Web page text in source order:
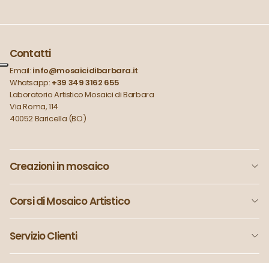
Contatti
Email: info@mosaicidibarbara.it
Whatsapp: +39 349 3162 655
Laboratorio Artistico Mosaici di Barbara
Via Roma, 114
40052 Baricella (BO)
Creazioni in mosaico
Corsi di Mosaico Artistico
Servizio Clienti